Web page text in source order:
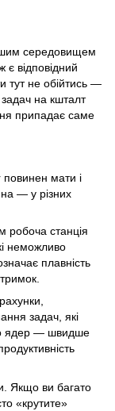
середовищем
відповідний
тут не обійтись —
на кшталт
припадає саме
мати і
— у різних
робоча станція
неможливо
плавність
задач, які
ядер — швидше
Якщо ви багато
«крутите»